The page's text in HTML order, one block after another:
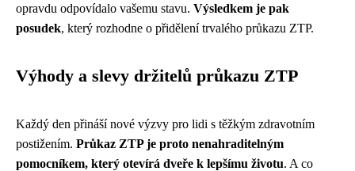
opravdu odpovídalo vašemu stavu. Výsledkem je pak
posudek, který rozhodne o přidělení trvalého průkazu ZTP.
Výhody a slevy držitelů průkazu ZTP
Každý den přináší nové výzvy pro lidi s těžkým zdravotním
postižením. Průkaz ZTP je proto nenahraditelným
pomocníkem, který otevírá dveře k lepšímu životu. A co